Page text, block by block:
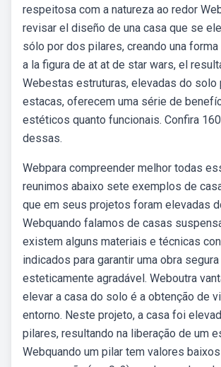
respeitosa com a natureza ao redor
revisar el diseño de una casa que se
sólo por dos pilares, creando una
a la figura de at at de star wars, el
Webestas estruturas, elevadas do solo
estacas, oferecem uma série de
estéticos quanto funcionais. Confira
dessas.
Webpara compreender melhor todas
reunimos abaixo sete exemplos de
que em seus projetos foram elevadas
Webquando falamos de casas
existem alguns materiais e técnicas
indicados para garantir uma obra segura
esteticamente agradável. Weboutra
elevar a casa do solo é a obtenção de
entorno. Neste projeto, a casa foi
pilares, resultando na liberação de um
Webquando um pilar tem valores